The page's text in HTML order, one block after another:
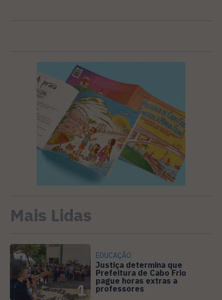
Mais Lidas
1
EDUCAÇÃO
Justiça determina que
Prefeitura de Cabo Frio
pague horas extras a
professores